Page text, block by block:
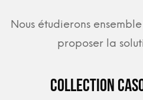
Nous étudierons
proposer la
Collection